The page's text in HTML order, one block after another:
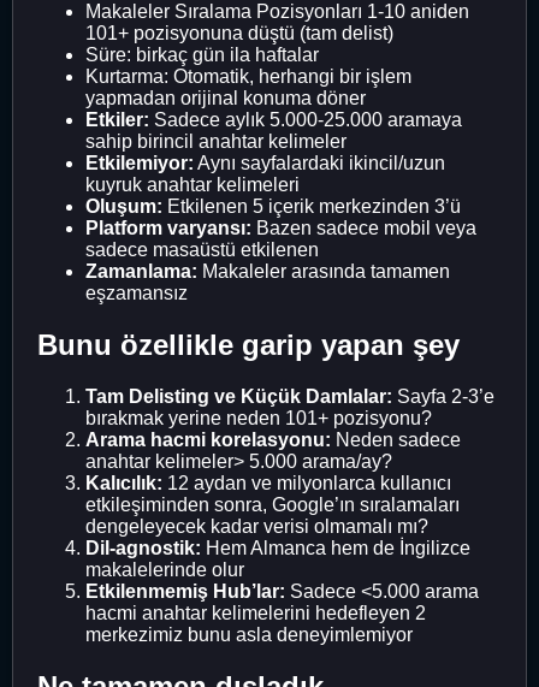
Makaleler Sıralama Pozisyonları 1-10 aniden
101+ pozisyonuna düştü (tam delist)
Süre: birkaç gün ila haftalar
Kurtarma: Otomatik, herhangi bir işlem
yapmadan orijinal konuma döner
Etkiler: Sadece aylık 5.000-25.000 aramaya
sahip birincil anahtar kelimeler
Etkilemiyor: Aynı sayfalardaki ikincil/uzun
kuyruk anahtar kelimeleri
Oluşum: Etkilenen 5 içerik merkezinden 3’ü
Platform varyansı: Bazen sadece mobil veya
sadece masaüstü etkilenen
Zamanlama: Makaleler arasında tamamen
eşzamansız
Bunu özellikle garip yapan şey
Tam Delisting ve Küçük Damlalar: Sayfa 2-3’e
bırakmak yerine neden 101+ pozisyonu?
Arama hacmi korelasyonu: Neden sadece
anahtar kelimeler> 5.000 arama/ay?
Kalıcılık: 12 aydan ve milyonlarca kullanıcı
etkileşiminden sonra, Google’ın sıralamaları
dengeleyecek kadar verisi olmamalı mı?
Dil-agnostik: Hem Almanca hem de İngilizce
makalelerinde olur
Etkilenmemiş Hub’lar: Sadece <5.000 arama
hacmi anahtar kelimelerini hedefleyen 2
merkezimiz bunu asla deneyimlemiyor